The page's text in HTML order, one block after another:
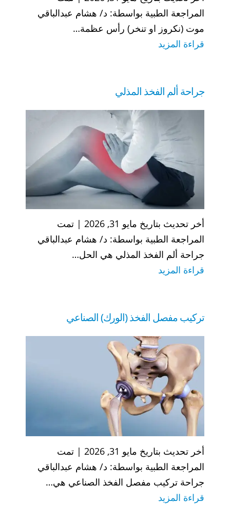
المراجعة الطبية بواسطة: د/ هشام عبدالباقي
موت (نكروز او تنخر) رأس عظمة…
قراءة المزيد
رأس
الفخذ
جراحة ألم الفخذ المذلي
أخر تحديث بتاريخ مايو 31, 2026 | تمت
المراجعة الطبية بواسطة: د/ هشام عبدالباقي
جراحة ألم الفخذ المذلي هي الحل…
قراءة المزيد
الفخذ
تركيب مفصل الفخذ (الورك) الصناعي
أخر تحديث بتاريخ مايو 31, 2026 | تمت
المراجعة الطبية بواسطة: د/ هشام عبدالباقي
جراحة تركيب مفصل الفخذ الصناعي هي…
قراءة المزيد